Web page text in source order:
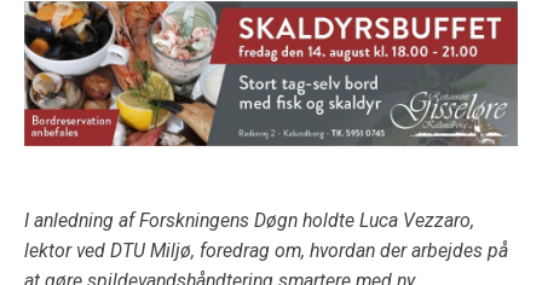
I anledning af Forskningens Døgn holdte Luca Vezzaro,
lektor ved DTU Miljø, foredrag om, hvordan der arbejdes på